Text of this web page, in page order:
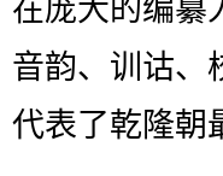
在庞大的编纂
音韵、训诂、
代表了乾隆朝